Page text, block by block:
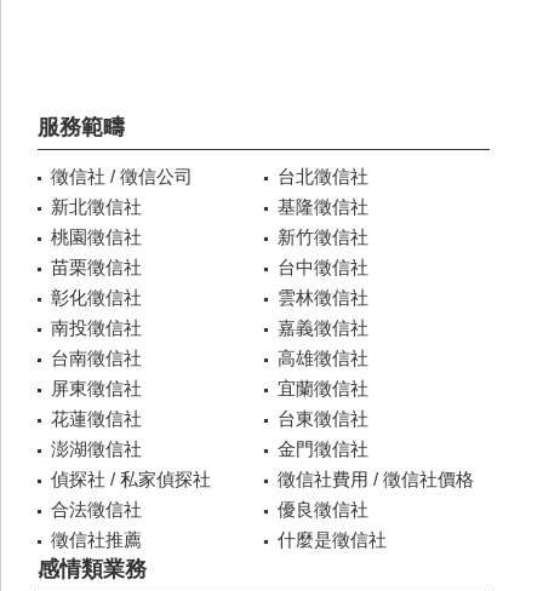
服務範疇
徵信社 / 徵信公司
台北徵信社
新北徵信社
基隆徵信社
桃園徵信社
新竹徵信社
苗栗徵信社
台中徵信社
彰化徵信社
雲林徵信社
南投徵信社
嘉義徵信社
台南徵信社
高雄徵信社
屏東徵信社
宜蘭徵信社
花蓮徵信社
台東徵信社
澎湖徵信社
金門徵信社
偵探社 / 私家偵探社
徵信社費用 / 徵信社價格
合法徵信社
優良徵信社
徵信社推薦
什麼是徵信社
感情類業務